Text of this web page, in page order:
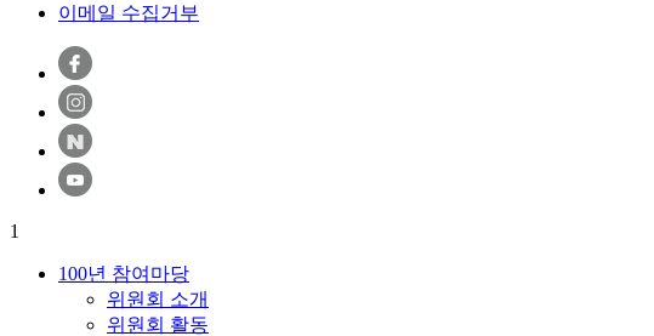
이메일 수집거부
1
100년 참여마당
위원회 소개
위원회 활동